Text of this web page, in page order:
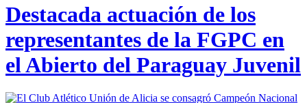
Destacada actuación de los
representantes de la FGPC en
el Abierto del Paraguay Juvenil